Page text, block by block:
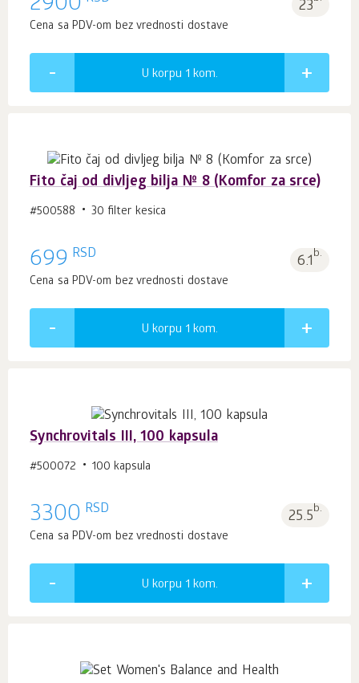
23
Cena sa PDV-om bez vrednosti dostave
U korpu 1 kom.
Fito čaj od divljeg bilja № 8 (Komfor za srce)
#500588 30 filter kesica
699 RSD 6.1b.
Cena sa PDV-om bez vrednosti dostave
U korpu 1 kom.
Synchrovitals III, 100 kapsula
#500072 100 kapsula
3300 RSD 25.5b.
Cena sa PDV-om bez vrednosti dostave
U korpu 1 kom.